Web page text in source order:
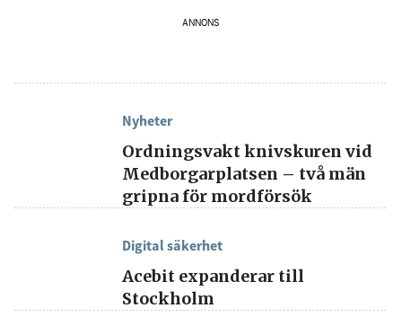
ANNONS
Nyheter
Ordningsvakt knivskuren vid
Medborgarplatsen – två män
gripna för mordförsök
Digital säkerhet
Acebit expanderar till
Stockholm